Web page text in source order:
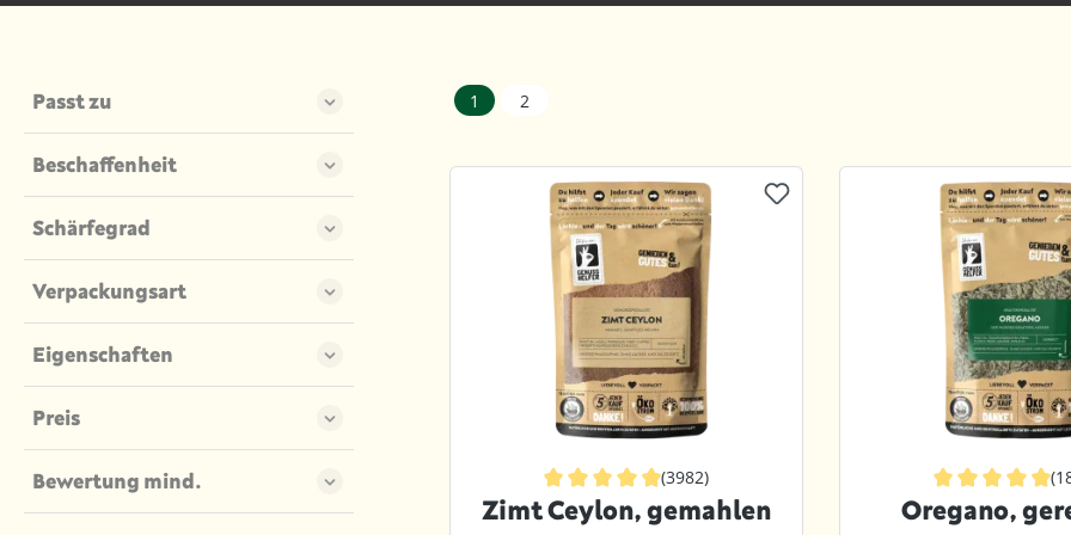
Passt zu
Beschaffenheit
Schärfegrad
Verpackungsart
Eigenschaften
Preis
Bewertung mind.
1 2
Durchschnittliche Bewertung von 4.9 von 5 Sternen
(3982)
Zimt Ceylon, gemahlen Oregano,